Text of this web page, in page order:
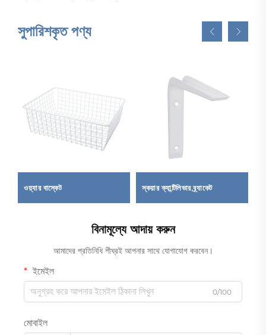
সুপারিশকৃত পণ্য
ওয়্যার বাস্কেট স্কয়ার ক্যান্টিলিভার ব্র্যাকেট
বিনামূল্যে আদায় করুন
আমাদের প্রতিনিধি শীঘ্রই আপনার সাথে যোগাযোগ করবেন।
ইমেইল
0/100
মোবাইল